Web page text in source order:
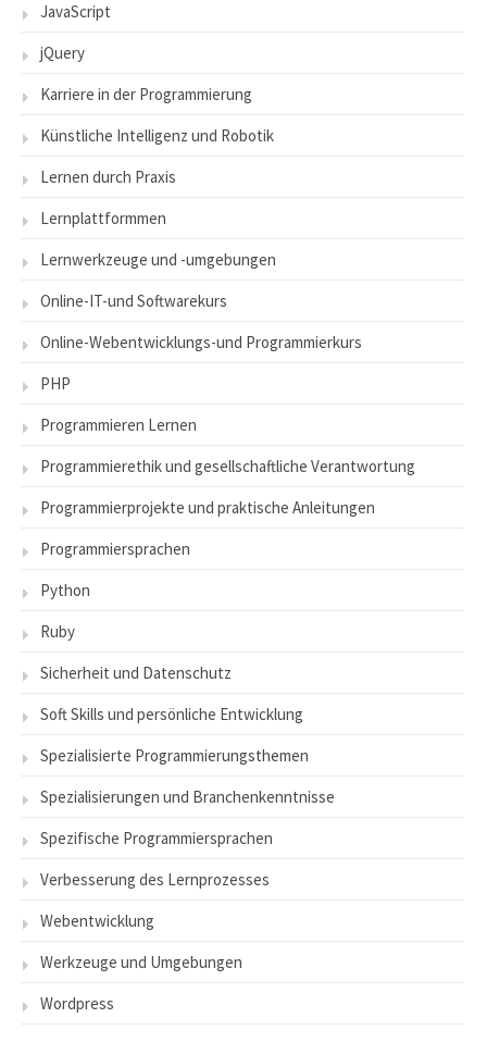
JavaScript
jQuery
Karriere in der Programmierung
Künstliche Intelligenz und Robotik
Lernen durch Praxis
Lernplattformmen
Lernwerkzeuge und -umgebungen
Online-IT-und Softwarekurs
Online-Webentwicklungs-und Programmierkurs
PHP
Programmieren Lernen
Programmierethik und gesellschaftliche Verantwortung
Programmierprojekte und praktische Anleitungen
Programmiersprachen
Python
Ruby
Sicherheit und Datenschutz
Soft Skills und persönliche Entwicklung
Spezialisierte Programmierungsthemen
Spezialisierungen und Branchenkenntnisse
Spezifische Programmiersprachen
Verbesserung des Lernprozesses
Webentwicklung
Werkzeuge und Umgebungen
Wordpress